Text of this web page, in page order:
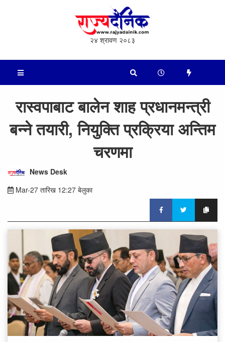
२४ श्रावण २०८३
रास्वपाबाट बालेन शाह प्रधानमन्त्री
बन्ने तयारी, नियुक्ति प्रक्रिया अन्तिम
चरणमा
News Desk
Mar-27 तारिख 12:27 बेलुका